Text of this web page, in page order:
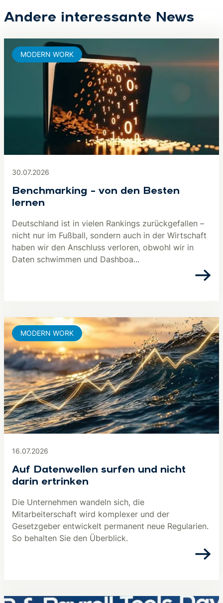
Andere interessante News
30.07.2026
Benchmarking – von den Besten
lernen
Deutschland ist in vielen Rankings zurückgefallen –
nicht nur im Fußball, sondern auch in der Wirtschaft
haben wir den Anschluss verloren, obwohl wir in
Daten schwimmen und Dashboa...
MODERN WORK
16.07.2026
Auf Datenwellen surfen und nicht
darin ertrinken
Die Unternehmen wandeln sich, die
Mitarbeiterschaft wird komplexer und der
Gesetzgeber entwickelt permanent neue Regularien.
So behalten Sie den Überblick.
MODERN WORK